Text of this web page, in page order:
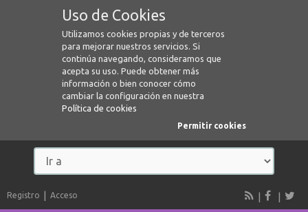
Uso de Cookies
Utilizamos cookies propias y de terceros
para mejorar nuestros servicios. Si
continúa navegando, consideramos que
acepta su uso. Puede obtener más
información o bien conocer cómo
cambiar la configuración en nuestra
Política de cookies
Permitir cookies
Registro Acceso